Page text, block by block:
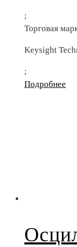
;
Торговая
Keysight
;
Подробнее